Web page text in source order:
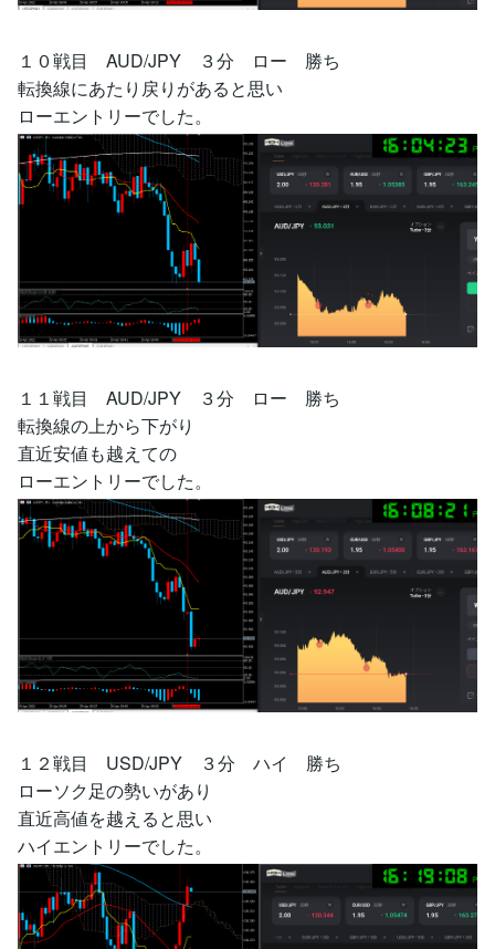
１０戦目 AUD/JPY ３分 ロー 勝ち
転換線にあたり戻りがあると思い
ローエントリーでした。
１１戦目 AUD/JPY ３分 ロー 勝ち
転換線の上から下がり
直近安値も越えての
ローエントリーでした。
１２戦目 USD/JPY ３分 ハイ 勝ち
ローソク足の勢いがあり
直近高値を越えると思い
ハイエントリーでした。